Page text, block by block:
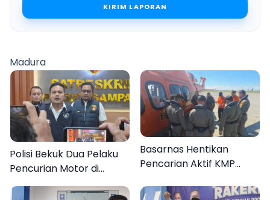
KIRIM LAPORAN
Madura
Polisi Bekuk Dua Pelaku
Pencurian Motor di
Bajrasokah Sampang
Basarnas Hentikan
Pencarian Aktif KMP
Orang Masih Hilang